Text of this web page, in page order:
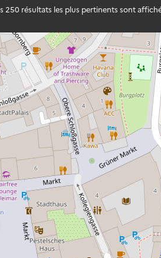
résultats les plus pertinents sont